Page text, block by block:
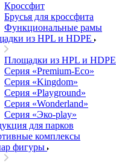
Кроссфит
Брусья для кроссфита
Функциональные рамы
из HPL и HDPE
Площадки из HPL и HDPE
Серия «Premium-Eco»
Серия «Kingdom»
Серия «Playground»
Серия «Wonderland»
Серия «Эко-play»
для парков
комплексы
фигуры